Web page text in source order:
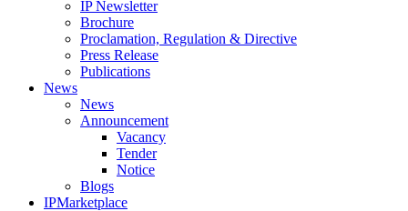
IP Newsletter
Brochure
Proclamation, Regulation & Directive
Press Release
Publications
News
News
Announcement
Vacancy
Tender
Notice
Blogs
IPMarketplace